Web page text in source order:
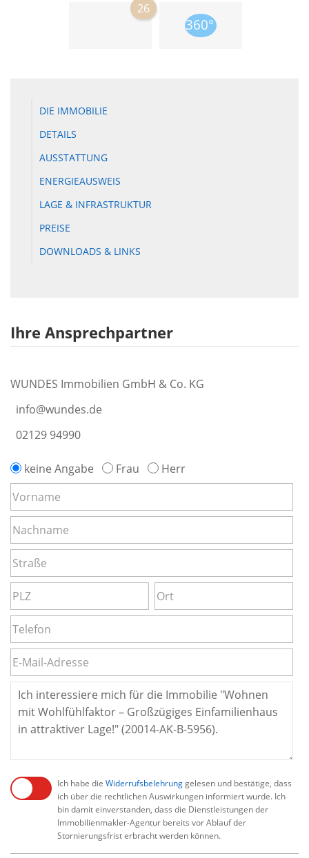
26
DIE IMMOBILIE
DETAILS
AUSSTATTUNG
ENERGIEAUSWEIS
LAGE & INFRASTRUKTUR
PREISE
DOWNLOADS & LINKS
Ihre Ansprechpartner
WUNDES Immobilien GmbH & Co. KG
info@wundes.de
02129 94990
keine Angabe Frau Herr
Ich habe die Widerrufsbelehrunggelesen und bestätige, dass
ich über die rechtlichen Auswirkungen informiert wurde. Ich
bin damit einverstanden, dass die Dienstleistungen der
Immobilienmakler-Agentur bereits vor Ablauf der
Stornierungsfrist erbracht werden können.